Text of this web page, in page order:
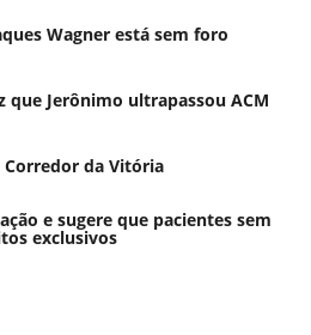
Wagner está sem foro
que Jerônimo ultrapassou ACM
da Vitória
e sugere que pacientes sem
exclusivos